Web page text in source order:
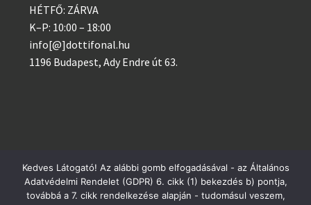
Postai csomagküldés szerdánként, GLS minden nap!
HÉTFŐ: ZÁRVA
K–P: 10:00 – 18:00
info[@]dottifonal.hu
1196 Budapest, Ady Endre út 63.
© 2014 - 2023 Kreatív Kaptár
Adatvédelem
Kedves Látogató! Az alábbi gomb elfogadásával - az Általános
Adatvédelmi Rendelet (GDPR) 6. cikk (1) bekezdés b) pontja,
továbbá a 7. cikk rendelkezése alapján - tudomásul veszem,